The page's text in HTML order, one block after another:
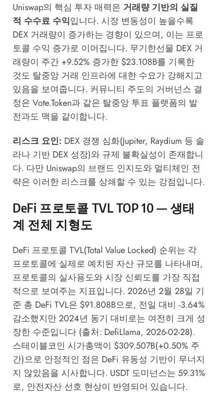
Uniswap의 핵심 투자 매력은 거래량 기반의 실질
적 수수료 수익입니다. 시장 변동성이 높을수록
DEX 거래량이 증가하는 경향이 있으며, 이는 프로
토콜 수익 증가로 이어집니다. 무기한선물 DEX 거
래량이 주간 +9.52% 증가한 $23.108B를 기록한
것도 탈중앙 거래 인프라에 대한 수요가 강해지고
있음을 보여줍니다. 커뮤니티 주도의 거버넌스 결
정은 Vote.Token과 같은 탈중앙 투표 플랫폼의 발
전과도 맥을 같이합니다.
리스크 요인: DEX 경쟁 심화(Jupiter, Raydium 등 솔
라나 기반 DEX 성장)와 규제 불확실성이 존재합니
다. 다만 Uniswap의 브랜드 인지도와 멀티체인 전
략은 이러한 리스크를 상쇄할 수 있는 강점입니다.
DeFi 프로토콜 TVL TOP 10 — 생태
계 전체 지형도
DeFi 프로토콜 TVL(Total Value Locked) 순위는 각
프로토콜에 실제로 예치된 자산 규모를 나타내며,
프로토콜의 실사용도와 시장 신뢰도를 가장 직접
적으로 보여주는 지표입니다. 2026년 2월 28일 기
준 총 DeFi TVL은 $91.808B으로, 전일 대비 -3.64%
감소했지만 2024년 동기 대비로는 여전히 크게 성
장한 수준입니다 (출처: DefiLlama, 2026-02-28).
스테이블코인 시가총액이 $309.507B(+0.50% 주
간)으로 안정적인 점은 DeFi 유동성 기반이 무너지
지 않았음을 시사합니다. USDT 도미넌스는 59.31%
로, 안전자산 선호 현상이 반영되어 있습니다.